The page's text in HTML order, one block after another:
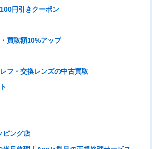
円引きクーポン
買取額10%アップ
フ・交換レンズの中古買取
ピング店